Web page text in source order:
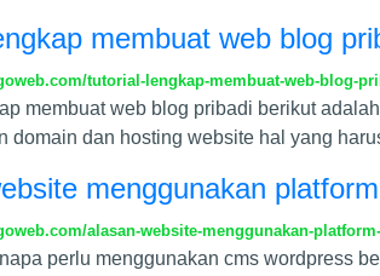
membuat web blog
tutorial-lengkap-membuat-web-blog-
membuat web blog pribadi berikut
domain dan hosting website hal yang
menggunakan
alasan-website-menggunakan-
perlu menggunakan cms wordpress